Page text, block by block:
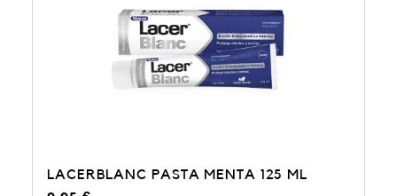
LACERBLANC PASTA MENTA 125 ML